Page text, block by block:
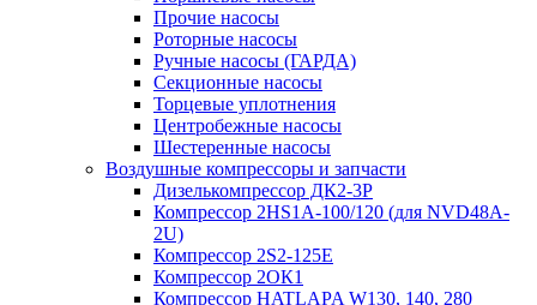
Прочие насосы
Роторные насосы
Ручные насосы (ГАРДА)
Секционные насосы
Торцевые уплотнения
Центробежные насосы
Шестеренные насосы
Воздушные компрессоры и запчасти
Дизелькомпрессор ДК2-3Р
Компрессор 2HS1A-100/120 (для NVD48A-
2U)
Компрессор 2S2-125Е
Компрессор 2ОК1
Компрессор HATLAPA W130, 140, 280